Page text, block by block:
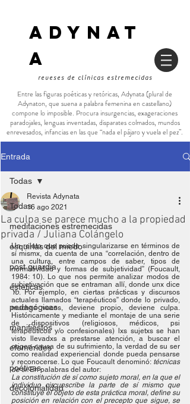
ADYNAT
a
reveses de clínicas estremecidas
Entre las figuras poéticas y retóricas, Adynata (plural de
Adynaton, que suena a palabra femenina en castellano)
compone lo imposible. Procura insurgencias, exageraciones
paradojales, lenguas inventadas, disparates colmados, mundos
enrevesados, infancias en las que “nada el pájaro y vuela el pez”.
Entrada
Todas
meditaciones estremecidas
esquirlas del miedo
post guardia
esteticas
pedagógicas
manifiestos
efemérides
poéticas
decolonialidad
Todas
La culpa se parece mucho a la propiedad
privada / Juliana Colángelo
Revista Adynata
16 ago 2021
Un relato que puede singularizarse en términos de
sí mismx, da cuenta de una “correlación, dentro de
una cultura, entre campos de saber, tipos de
normatividad y formas de subjetividad” (Foucault,
1984: 10). Lo que nos permite analizar modos de
Yo. Por ejemplo, en ciertas prácticas y discursos
actuales llamados “terapéuticos” donde lo privado,
muchas veces, deviene propio, deviene culpa.
Históricamente y mediante el montaje de una serie
de dispositivos (religiosos, médicos, psi
terapéuticos y/o confesionales) lxs sujetxs se han
visto llevadxs a prestarse atención, a buscar el
origen-causa de su sufrimiento, la verdad de su ser
como realidad experiencial donde pueda pensarse
y reconocerse. Lo que Foucault denominó: técnicas
de sí. En palabras del autor:
La constitución de sí como sujeto moral, en la que el
individuo circunscribe la parte de sí mismo que
constituye el objeto de esta práctica moral, define su
posición en relación con el precepto que sigue, se